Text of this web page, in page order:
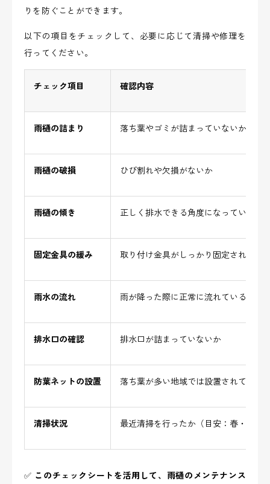
りを防ぐことができます。
以下の項目をチェックして、必要に応じて清掃や修理を
行ってください。
チェック項目 確認内容
雨樋の詰まり 落ち葉やゴミが詰まっていないか
雨樋の破損 ひび割れや欠損がないか
雨樋の傾き 正しく排水できる角度になっているか
固定金具の緩み 取り付け金具がしっかり固定されてい
雨水の流れ 雨が降った際に正常に流れているか
排水口の確認 排水口が詰まっていないか
防葉ネットの設置 落ち葉が多い地域では設置されている
清掃状況 最近清掃を行ったか（目安：春・秋の
✅ このチェックシートを活用して、雨樋のメンテナンス